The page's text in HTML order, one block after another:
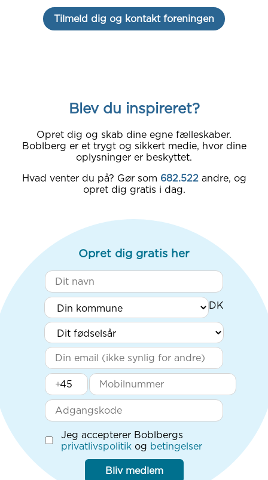
Tilmeld dig og kontakt foreningen
Blev du inspireret?
Opret dig og skab dine egne fælleskaber.
Boblberg er et trygt og sikkert medie, hvor dine
oplysninger er beskyttet.
Hvad venter du på? Gør som 682.522 andre, og
opret dig gratis i dag.
Opret dig gratis her
+
Jeg accepterer Boblbergs
privatlivspolitik og betingelser
Bliv medlem